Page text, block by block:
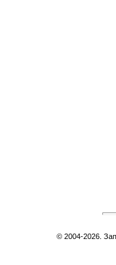
© 2004-2026.